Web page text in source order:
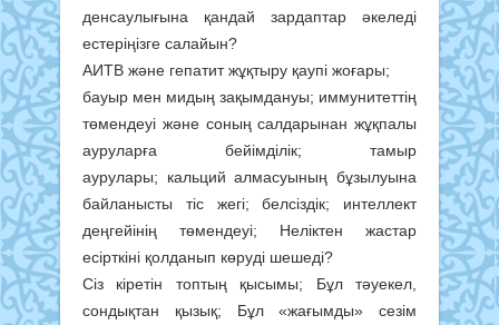
денсаулығына қандай зардаптар әкеледі
естеріңізге салайын?
АИТВ және гепатит жұқтыру қаупі жоғары;
бауыр мен мидың зақымдануы; иммунитеттің
төмендеуі және соның салдарынан жұқпалы
ауруларға бейімділік; тамыр
аурулары; кальций алмасуының бұзылуына
байланысты тіс жегі; белсіздік; интеллект
деңгейінің төмендеуі; Неліктен жастар
есірткіні қолданып көруді шешеді?
Сіз кіретін топтың қысымы; Бұл тәуекел,
сондықтан қызық; Бұл «жағымды» сезім